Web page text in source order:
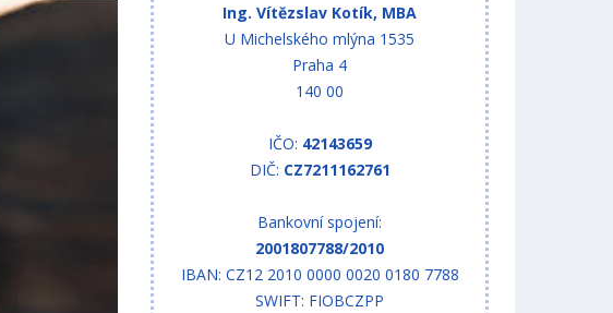
Ing. Vítězslav Kotík, MBA
U Michelského mlýna 1535
Praha 4
140 00
IČO: 42143659
DIČ: CZ7211162761
Bankovní spojení:
2001807788/2010
IBAN: CZ12 2010 0000 0020 0180 7788
SWIFT: FIOBCZPP